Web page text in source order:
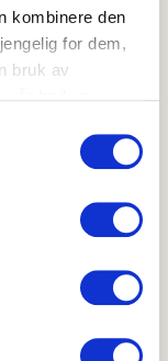
kombinere den
for dem,
bruk av